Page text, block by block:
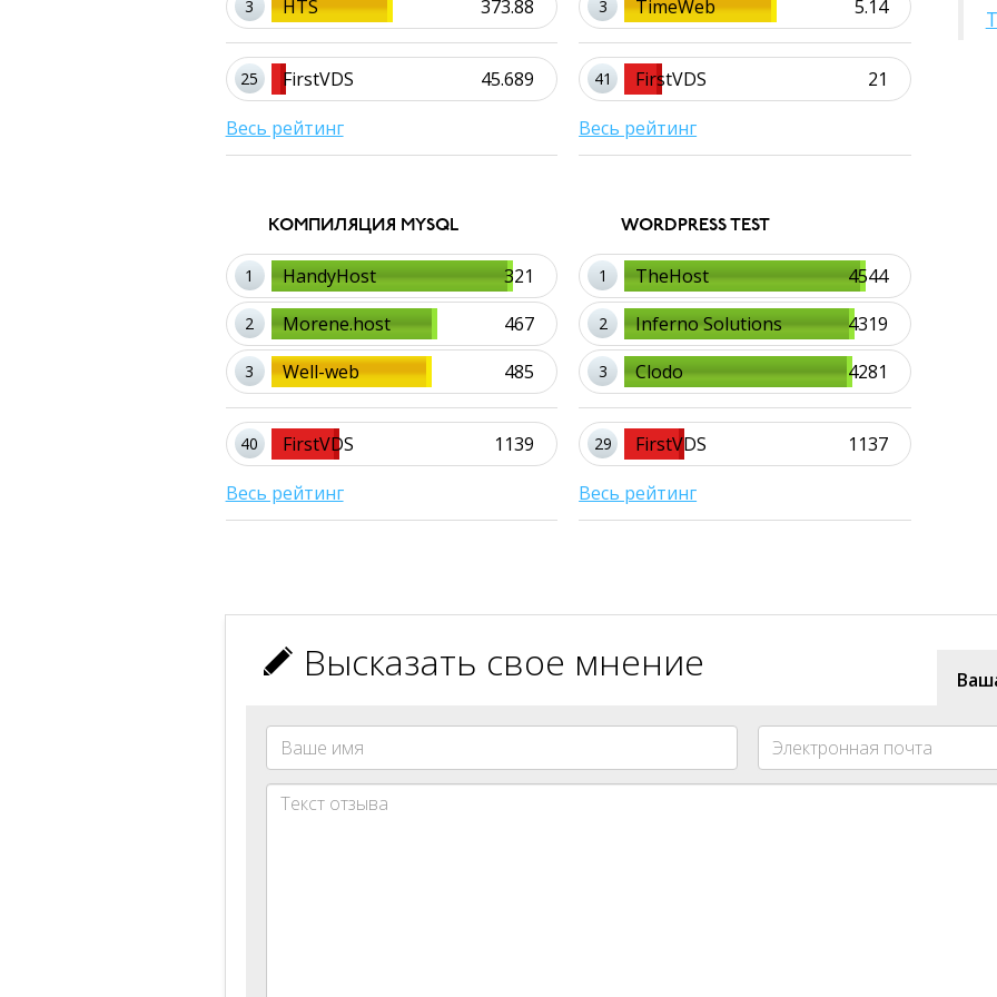
3 373.88
HTS
25 45.689
FirstVDS
Весь рейтинг
3 5.14
TimeWeb
41 21
FirstVDS
Весь рейтинг
КОМПИЛЯЦИЯ MYSQL
1 321
HandyHost
2 467
Morene.host
3 485
Well-web
40 1139
FirstVDS
Весь рейтинг
WORDPRESS TEST
1 4544
TheHost
2 4319
Inferno Solutions
3 4281
Clodo
29 1137
FirstVDS
Весь рейтинг
Высказать свое мнение